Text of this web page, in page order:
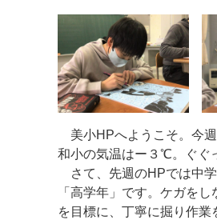
美小HPへようこそ。今
和小の気温はー３℃。ぐぐ
さて、先週のHPでは中
「高学年」です。ケガを
を目標に、丁寧に掘り作